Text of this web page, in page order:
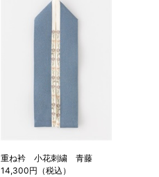
重ね衿 小花刺繍 青藤
14,300円（税込）